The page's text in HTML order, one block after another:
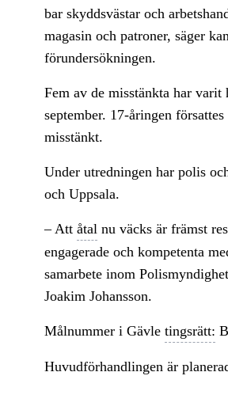
bar skyddsvästar och
magasin och patroner, säger
förundersökningen.
Fem av de misstänkta har varit
september. 17-åringen
misstänkt.
Under utredningen har polis
och Uppsala.
– Att åtal nu väcks är främst
engagerade och kompetenta
samarbete inom
Joakim Johansson.
Målnummer i Gävle tingsrätt:
Huvudförhandlingen är